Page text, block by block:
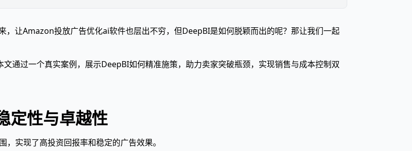
，让Amazon投放广告优化ai软件也层出不穷，但DeepBI是如何脱颖而出的呢？那让我们一起
通过一个真实案例，展示DeepBI如何精准施策，助力卖家突破瓶颈，实现销售与成本控制双
定性与卓越性
实现了高投资回报率和稳定的广告效果。